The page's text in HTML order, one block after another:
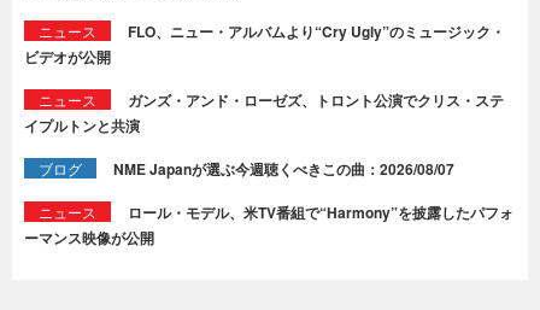
ニュース
FLO、ニュー・アルバムより“Cry Ugly”のミュージック・
ビデオが公開
ニュース
ガンズ・アンド・ローゼズ、トロント公演でクリス・ステ
イプルトンと共演
ブログ NME Japanが選ぶ今週聴くべきこの曲：2026/08/07
ニュース
ロール・モデル、米TV番組で“Harmony”を披露したパフォ
ーマンス映像が公開